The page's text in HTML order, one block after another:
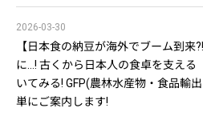
【日本食の納豆が海外でブーム到
に…! 古くから日本人の食卓を支える
いてみる! GFP(農林水産物・食品輸
単にご案内します!
2026-03-30